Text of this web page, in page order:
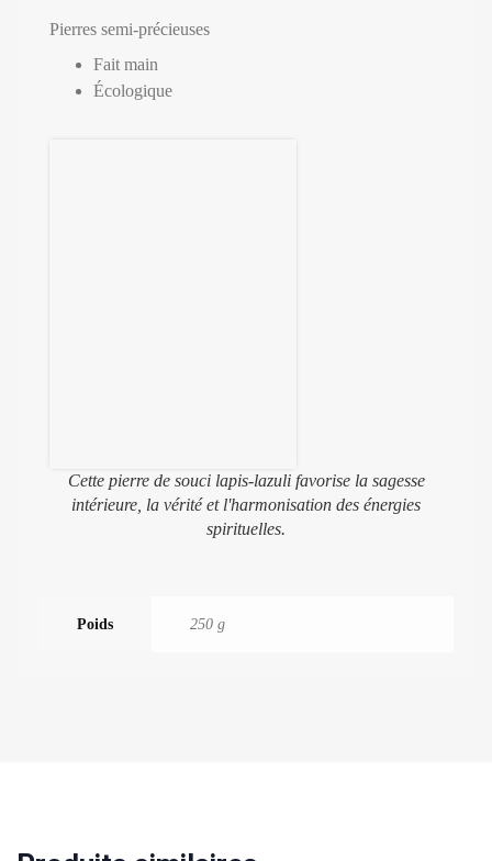
Pierres semi-précieuses
Fait main
Écologique
Cette pierre de souci lapis-lazuli favorise la sagesse
intérieure, la vérité et l'harmonisation des énergies
spirituelles.
Poids 250 g